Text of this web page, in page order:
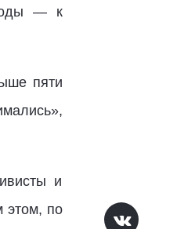
— к
пяти
и
этом, по